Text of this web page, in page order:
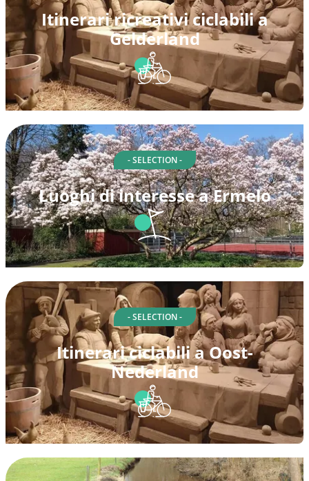
Itinerari ricreativi ciclabili a
Gelderland
- SELECTION -
Luoghi di interesse a Ermelo
- SELECTION -
Itinerari ciclabili a Oost-
Nederland